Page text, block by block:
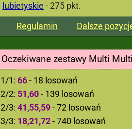
lubietyskie - 275 pkt.
Regulamin
Dalsze
Oczekiwane zestawy Multi Multi
1/1: 66- 18 losowań
2/2: 51,60- 139 losowań
2/3: 41,55,59- 72 losowań
3/3: 18,21,72- 740 losowań